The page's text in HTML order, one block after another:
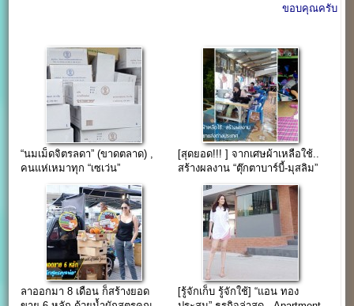
ขอบคุณครับ
“นมเม็ดจิตรลดา” (ขาดตลาด) ,
คนแห่เหมาทุก “เซเว่น”
[สุดยอด!!! ] จากเศษผ้าเหลือใช้..
สร้างผลงาน “ตุ๊กตาบาร์บี้-มุสลิม”
ขายส่งต่างประเทศ
ลาออกมา 8 เดือน ก็สร้างยอด
[รู้จักเก็บ รู้จักใช้] “แอน ทอง